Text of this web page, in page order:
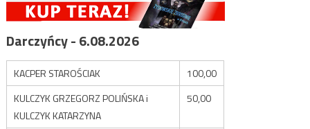
Darczyńcy - 6.08.2026
KACPER STAROŚCIAK
100,00
KULCZYK GRZEGORZ POLIŃSKA i
KULCZYK KATARZYNA
50,00